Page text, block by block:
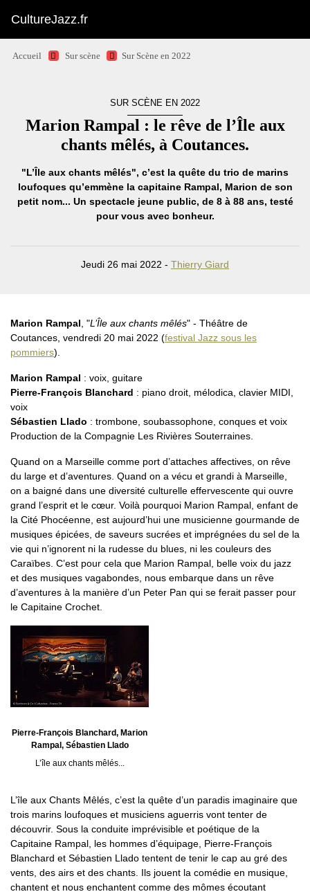
CultureJazz.fr
Accueil Sur scène Sur Scène en 2022
SUR SCÈNE EN 2022
Marion Rampal : le rêve de l’Île aux
chants mêlés, à Coutances.
"L’Île aux chants mêlés", c’est la quête du trio de marins
loufoques qu’emmène la capitaine Rampal, Marion de son
petit nom... Un spectacle jeune public, de 8 à 88 ans, testé
pour vous avec bonheur.
Jeudi 26 mai 2022 - Thierry Giard
Marion Rampal , "L’Île aux chants mêlés" - Théâtre de
Coutances, vendredi 20 mai 2022 (festival Jazz sous les
pommiers).
Marion Rampal : voix, guitare
Pierre-François Blanchard : piano droit, mélodica, clavier MIDI,
voix
Sébastien Llado : trombone, soubassophone, conques et voix
Production de la Compagnie Les Rivières Souterraines.
Quand on a Marseille comme port d’attaches affectives, on rêve
du large et d’aventures. Quand on a vécu et grandi à Marseille,
on a baigné dans une diversité culturelle effervescente qui ouvre
grand l’esprit et le cœur. Voilà pourquoi Marion Rampal, enfant de
la Cité Phocéenne, est aujourd’hui une musicienne gourmande de
musiques épicées, de saveurs sucrées et imprégnées du sel de la
vie qui n’ignorent ni la rudesse du blues, ni les couleurs des
Caraïbes. C’est pour cela que Marion Rampal, belle voix du jazz
et des musiques vagabondes, nous embarque dans un rêve
d’aventures à la manière d’un Peter Pan qui se ferait passer pour
le Capitaine Crochet.
Pierre-François Blanchard, Marion
Rampal, Sébastien Llado
L’île aux chants mêlés...
L’île aux Chants Mêlés, c’est la quête d’un paradis imaginaire que
trois marins loufoques et musiciens aguerris vont tenter de
découvrir. Sous la conduite imprévisible et poétique de la
Capitaine Rampal, les hommes d’équipage, Pierre-François
Blanchard et Sébastien Llado tentent de tenir le cap au gré des
vents, des airs et des chants. Ils jouent la comédie en musique,
chantent et nous enchantent comme des mômes écoutant